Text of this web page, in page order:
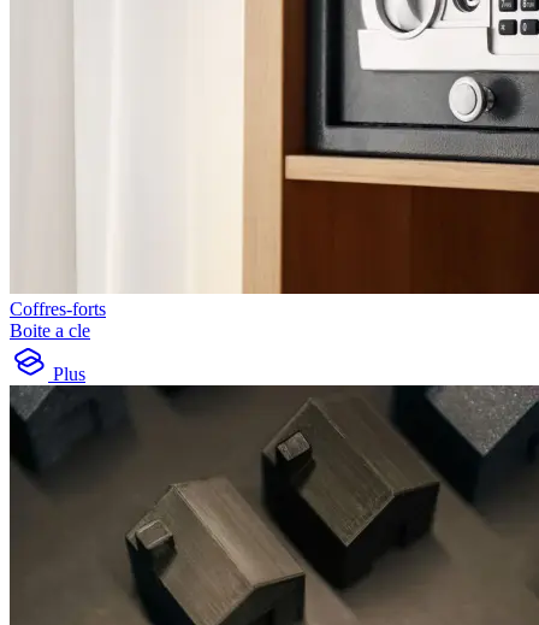
Coffres-forts
Boite a cle
Plus